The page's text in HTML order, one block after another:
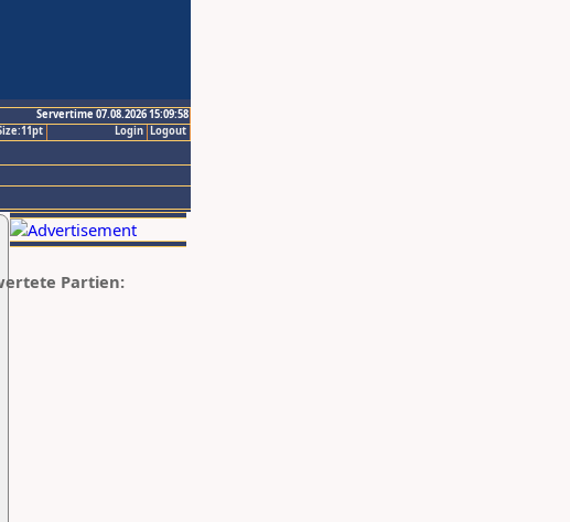
Servertime 07.08.2026 15:09:58
Logout
Login
Partien: